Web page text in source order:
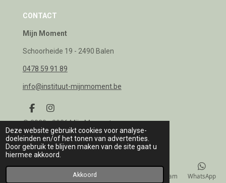
Deze website gebruikt cookies voor analyse-
doeleinden en/of het tonen van advertenties.
Door gebruik te blijven maken van de site gaat u
hiermee akkoord.
Akkoord
CONTACT
Mijn Moment
Schoorheide 19 - 2490 Balen
0478 59 91 89
info@instituut-mijnmoment.be
F
a
c
e
b
o
k
I
n
s
t
a
g
a
© 2020 - 2026 Mijn Moment
Telefoonnummer Instagram WhatsApp